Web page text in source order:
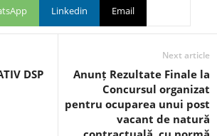
Linkedin Email
DSP
Next article
Anunț Rezultate Finale la
Concursul organizat
pentru ocuparea unui post
vacant de natură